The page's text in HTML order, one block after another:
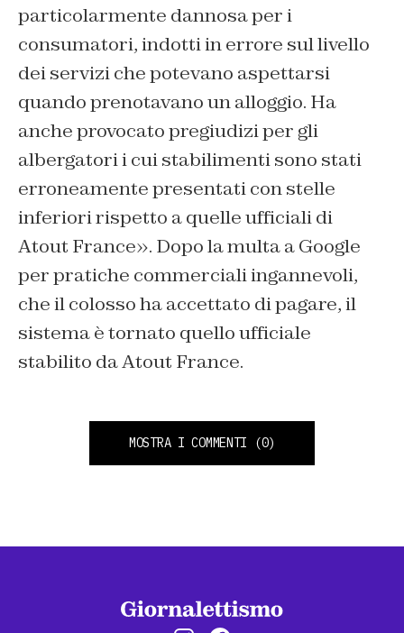
particolarmente dannosa per i
consumatori, indotti in errore sul livello
dei servizi che potevano aspettarsi
quando prenotavano un alloggio. Ha
anche provocato pregiudizi per gli
albergatori i cui stabilimenti sono stati
erroneamente presentati con stelle
inferiori rispetto a quelle ufficiali di
Atout France». Dopo la multa a Google
per pratiche commerciali ingannevoli,
che il colosso ha accettato di pagare, il
sistema è tornato quello ufficiale
stabilito da Atout France.
MOSTRA I COMMENTI (0)